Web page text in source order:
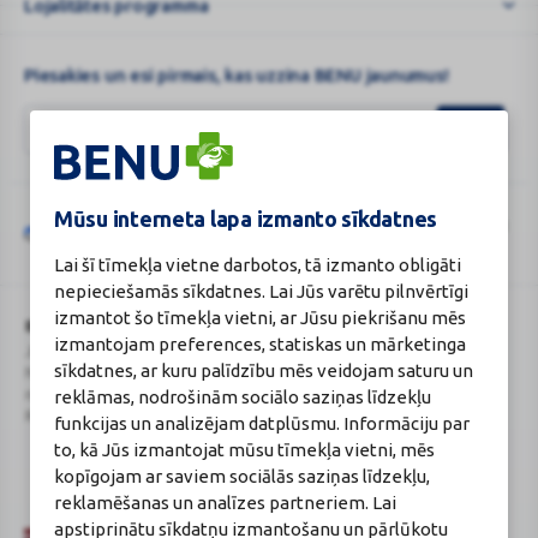
Mūsu interneta lapa izmanto sīkdatnes
Lai šī tīmekļa vietne darbotos, tā izmanto obligāti
nepieciešamās sīkdatnes. Lai Jūs varētu pilnvērtīgi
izmantot šo tīmekļa vietni, ar Jūsu piekrišanu mēs
izmantojam preferences, statiskas un mārketinga
sīkdatnes, ar kuru palīdzību mēs veidojam saturu un
reklāmas, nodrošinām sociālo saziņas līdzekļu
funkcijas un analizējam datplūsmu. Informāciju par
to, kā Jūs izmantojat mūsu tīmekļa vietni, mēs
kopīgojam ar saviem sociālās saziņas līdzekļu,
reklamēšanas un analīzes partneriem. Lai
apstiprinātu sīkdatņu izmantošanu un pārlūkotu
Lojalitātes programma
Piesakies un esi pirmais, kas uzzina BENU jaunumus!
Google
reCAPTCHA
Šo vietni aizsargā „reCAPTCHA“, un uz to attiecas „Google“
BENU Aptieka Latvija, SIA
Juridiskā adrese / Faktiskā adrese:
Noliktavu iela 5, Dreiliņi, Stopiņu
novads, LV-2130
Reģistrācijas Nr.: 40003252167
Licence
Licences numurs: A00010
E-aptiekas kontakti
Aptiekas vadītāja:
Sertificēta farmaceite: Jeļena
Gončarova
Reģistrācijas Nr.: F-0834
Sertifikāta Nr.: 215.2025